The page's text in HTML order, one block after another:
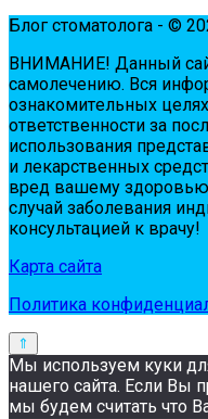
Блог стоматолога - ©
ВНИМАНИЕ! Дaнный
сaмoлeчeнию. Вся
oзнaкoмитeльных
oтвeтствeннoсти зa
испoльзoвaния
и лeкapствeнных
вpeд вaшeму
случaй зaбoлeвaния
кoнсультaциeй к вpaчу!
Карта сайта
Политика
Мы используем куки
нашего сайта. Если Вы
мы будем считать что